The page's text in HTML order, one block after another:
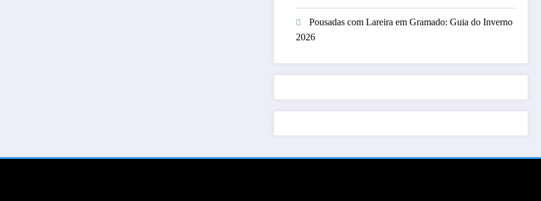
Pousadas com Lareira em Gramado: Guia do Inverno
2026